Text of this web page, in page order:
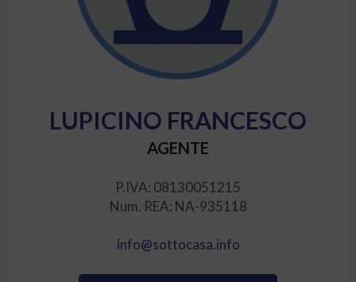
LUPICINO FRANCESCO
AGENTE
P.IVA: 08130051215
Num. REA: NA-935118
info@sottocasa.info